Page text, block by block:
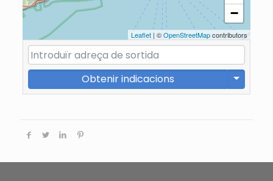
−
Leaflet | ©OpenStreetMapcontributors
Obtenir indicacions